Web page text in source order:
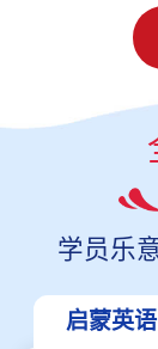
学员乐
启蒙英语